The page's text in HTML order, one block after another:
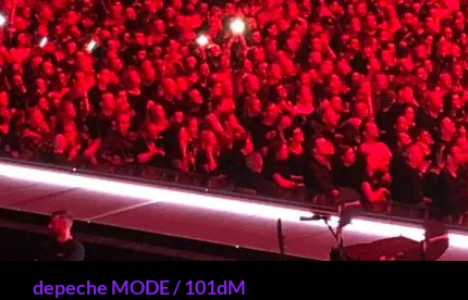
Przejdź
do
treści
depeche MODE / 101dM